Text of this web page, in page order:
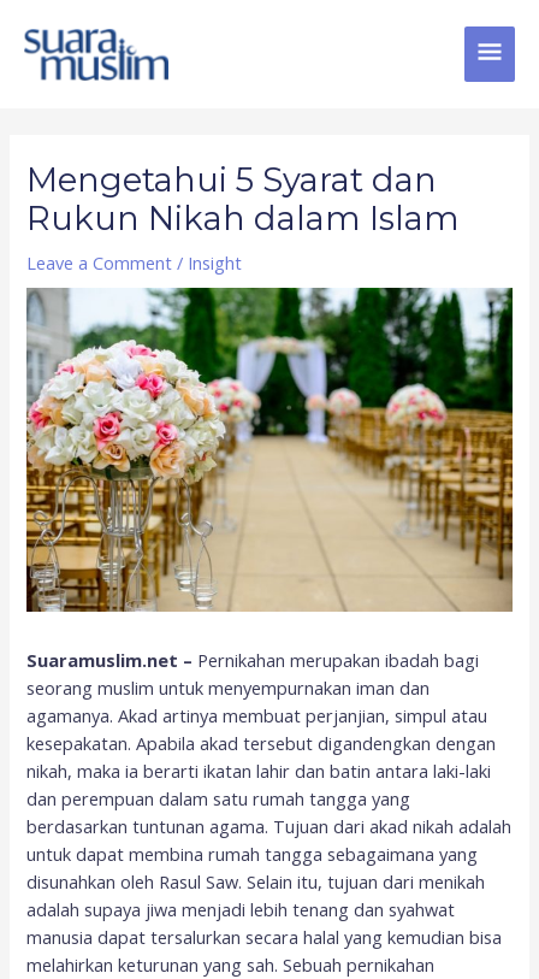
content
Mengetahui 5 Syarat dan
Rukun Nikah dalam Islam
Leave a Comment / Insight
Suaramuslim.net – Pernikahan merupakan ibadah bagi
seorang muslim untuk menyempurnakan iman dan
agamanya. Akad artinya membuat perjanjian, simpul atau
kesepakatan. Apabila akad tersebut digandengkan dengan
nikah, maka ia berarti ikatan lahir dan batin antara laki-laki
dan perempuan dalam satu rumah tangga yang
berdasarkan tuntunan agama. Tujuan dari akad nikah adalah
untuk dapat membina rumah tangga sebagaimana yang
disunahkan oleh Rasul Saw. Selain itu, tujuan dari menikah
adalah supaya jiwa menjadi lebih tenang dan syahwat
manusia dapat tersalurkan secara halal yang kemudian bisa
melahirkan keturunan yang sah. Sebuah pernikahan